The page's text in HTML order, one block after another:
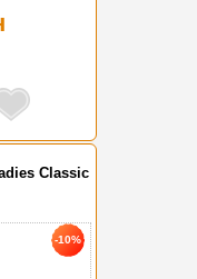
Classic
-10%